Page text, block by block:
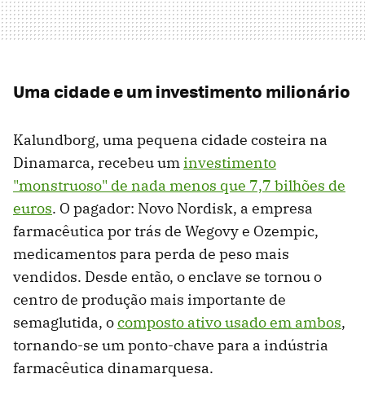
Uma cidade e um investimento milionário
Kalundborg, uma pequena cidade costeira na
Dinamarca, recebeu uminvestimento
"monstruoso" de nada menos que 7,7 bilhões de
euros. O pagador: Novo Nordisk, a empresa
farmacêutica por trás de Wegovy e Ozempic,
medicamentos para perda de peso mais
vendidos. Desde então, o enclave se tornou o
centro de produção mais importante de
semaglutida, ocomposto ativo usado em ambos,
tornando-se um ponto-chave para a indústria
farmacêutica dinamarquesa.